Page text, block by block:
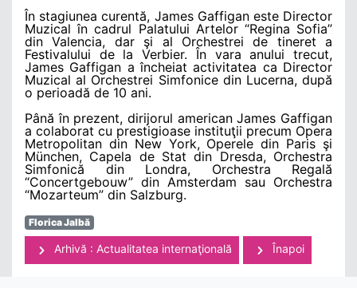
În stagiunea curentă, James Gaffigan este Director
Muzical în cadrul Palatului Artelor “Regina Sofia”
din Valencia, dar şi al Orchestrei de tineret a
Festivalului de la Verbier. În vara anului trecut,
James Gaffigan a încheiat activitatea ca Director
Muzical al Orchestrei Simfonice din Lucerna, după
o perioadă de 10 ani.
Până în prezent, dirijorul american James Gaffigan
a colaborat cu prestigioase instituţii precum Opera
Metropolitan din New York, Operele din Paris şi
München, Capela de Stat din Dresda, Orchestra
Simfonică din Londra, Orchestra Regală
“Concertgebouw” din Amsterdam sau Orchestra
“Mozarteum” din Salzburg.
Florica Jalbă
Arhivă : Actualitatea internaţională Înapoi